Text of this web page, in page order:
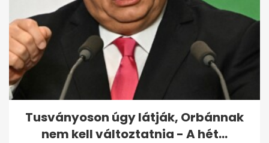
5 ikonikus filmjelenet, amit a
színészek utólag inkább
kihagytak...
Tusványoson úgy látják, Orbánnak
nem kell változtatnia - A hét...